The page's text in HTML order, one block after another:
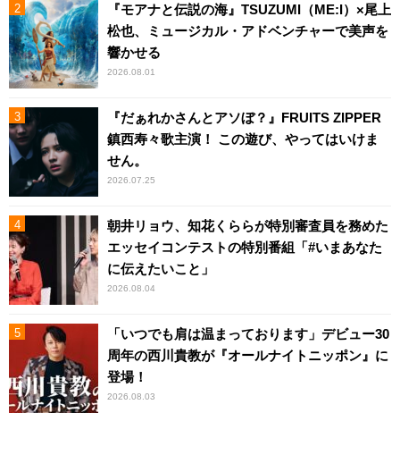
『モアナと伝説の海』TSUZUMI（ME:I）×尾上
松也、ミュージカル・アドベンチャーで美声を
響かせる
2026.08.01
『だぁれかさんとアソぼ？』FRUITS ZIPPER
鎮西寿々歌主演！ この遊び、やってはいけま
せん。
2026.07.25
朝井リョウ、知花くららが特別審査員を務めた
エッセイコンテストの特別番組「#いまあなた
に伝えたいこと」
2026.08.04
「いつでも肩は温まっております」デビュー30
周年の西川貴教が『オールナイトニッポン』に
登場！
2026.08.03